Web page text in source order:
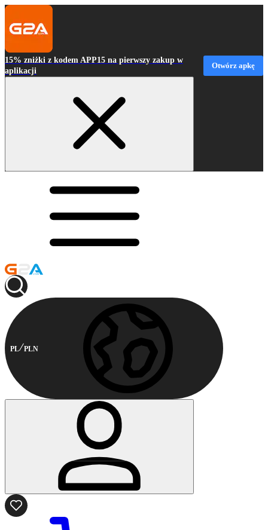
15% zniżki z kodem APP15 na pierwszy zakup w
aplikacji
Otwórz apkę
PL PLN